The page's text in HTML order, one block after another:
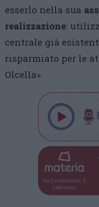
esserlo nella sua
realizzazione:
centrale già
risparmiato per le
Olcella».
Via Confalonieri, 5
Castronno